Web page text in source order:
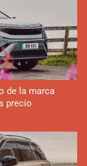
de la marca
precio